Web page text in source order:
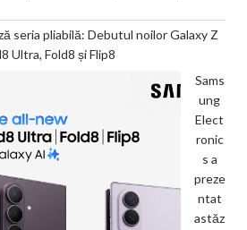
seria pliabilă: Debutul noilor Galaxy Z
Ultra, Fold8 și Flip8
Sams
ung
Elect
ronic
s a
preze
ntat
astăz